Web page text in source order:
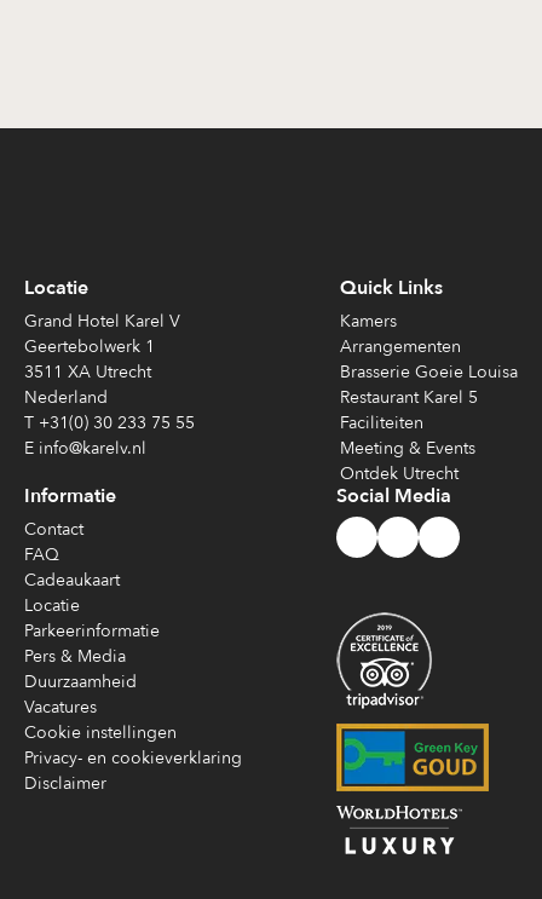
Locatie
Grand Hotel Karel V
Geertebolwerk 1
3511 XA Utrecht
Nederland
T +31(0) 30 233 75 55
E info@karelv.nl
Quick Links
Kamers
Arrangementen
Brasserie Goeie Louisa
Restaurant Karel 5
Faciliteiten
Meeting & Events
Ontdek Utrecht
Informatie
Contact
FAQ
Cadeaukaart
Locatie
Parkeerinformatie
Pers & Media
Duurzaamheid
Vacatures
Cookie instellingen
Privacy- en cookieverklaring
Disclaimer
Social Media